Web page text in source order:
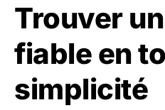
Trouver
fiable en
simplicité